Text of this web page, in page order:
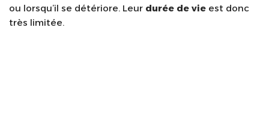
ou lorsqu’il se détériore. Leur durée de vie est donc
très limitée.